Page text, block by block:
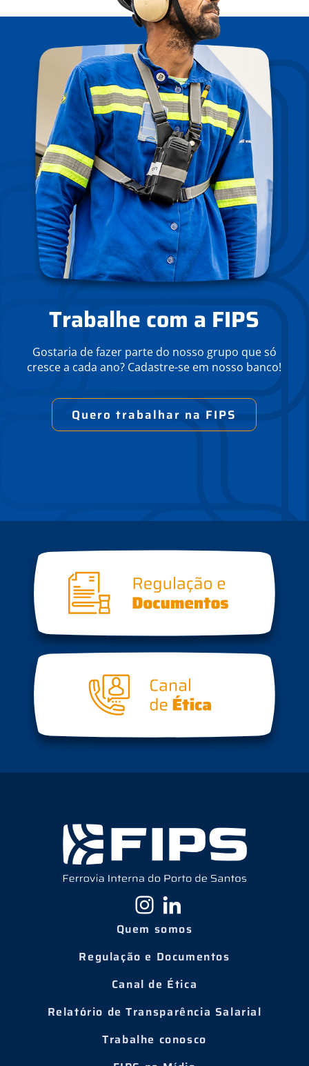
Trabalhe com a FIPS
Gostaria de fazer parte do nosso grupo que só
cresce a cada ano? Cadastre-se em nosso banco!
Quero trabalhar na FIPS
Quem somos
Regulação e Documentos
Canal de Ética
Relatório de Transparência Salarial
Trabalhe conosco